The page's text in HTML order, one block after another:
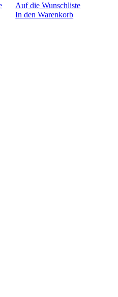
Auf die Wunschliste
In den Warenkorb